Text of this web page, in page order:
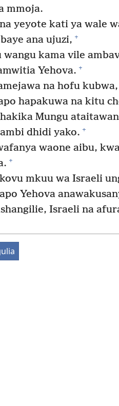
mmoja.
yeyote kati ya wale
ana ujuzi, +
wangu kama vile
Yehova. +
na hofu kubwa,
hapakuwa na kitu
Mungu
dhidi yako. +
waone aibu,
+
mkuu wa Israeli
Yehova
Israeli na